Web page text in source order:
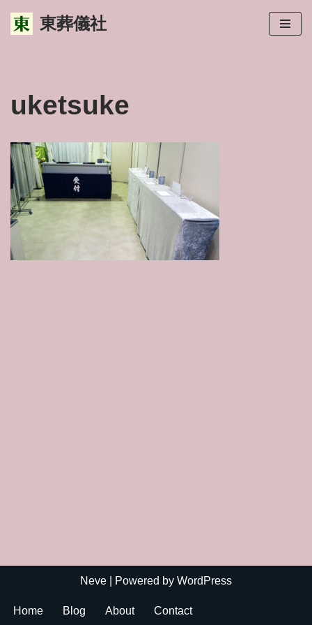
コ
ツ
ス
キ
ッ
プ
東葬儀社
uketsuke
Neve | Powered by WordPress
Home Blog About Contact